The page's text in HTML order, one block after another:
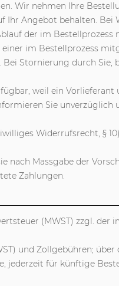
Wir nehmen Ihre
Ihr Angebot behalten.
der im
im Bestellprozess
Stornierung durch Sie,
weil ein Vorlieferant
Sie
Widerrufsrecht, §
Massgabe der
Zahlungen.
(MWST) zzgl. der
und Zollgebühren; über
jederzeit für künftige